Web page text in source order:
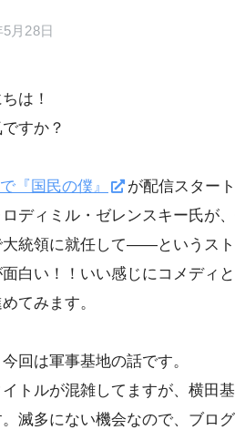
月28日
は！
すか？
『国民の僕』
が配信スター
ディミル・ゼレンスキー氏が
大統領に就任して――というスト
白い！！いい感じにコメディ
てみます。
回は軍事基地の話です。
トルが混雑してますが、横田
滅多にない機会なので、ブロ